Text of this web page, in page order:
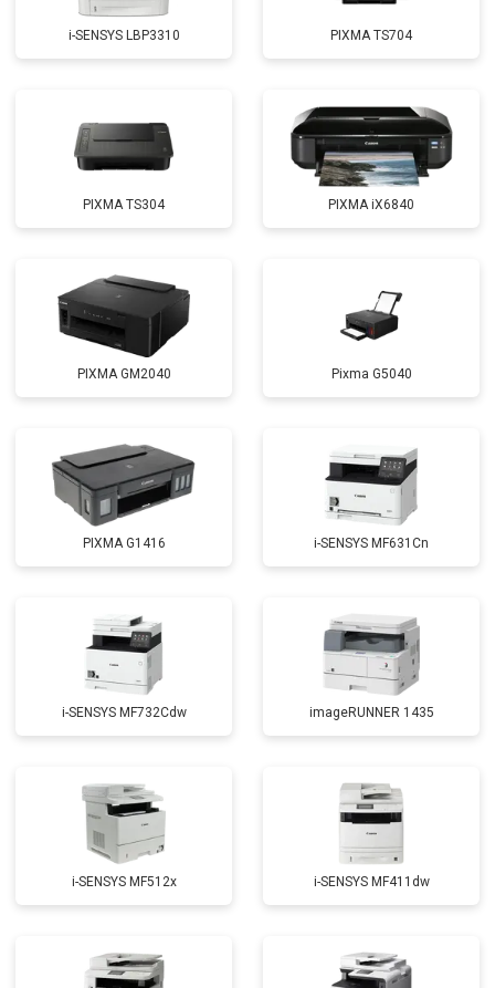
i-SENSYS LBP3310 PIXMA TS704
PIXMA TS304 PIXMA iX6840
PIXMA GM2040 Pixma G5040
PIXMA G1416 i-SENSYS MF631Cn
i-SENSYS MF732Cdw imageRUNNER 1435
i-SENSYS MF512x i-SENSYS MF411dw